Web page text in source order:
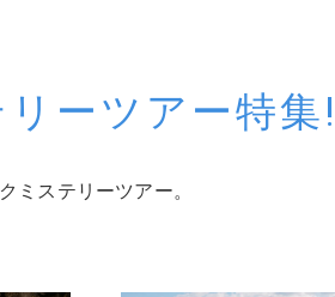
リーツアー特
ミステリーツアー。